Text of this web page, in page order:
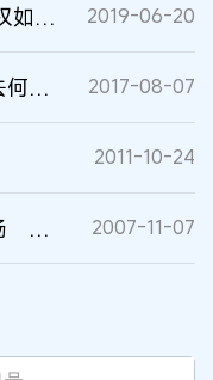
格力电器混改进行时 商标权如何明晰？ 2019-06-20
当赵薇遇见赵薇，商标何去何从？ 2017-08-07
2011-10-24
外资品牌角逐糕点连锁市场 老字号何去何从 2007-11-07